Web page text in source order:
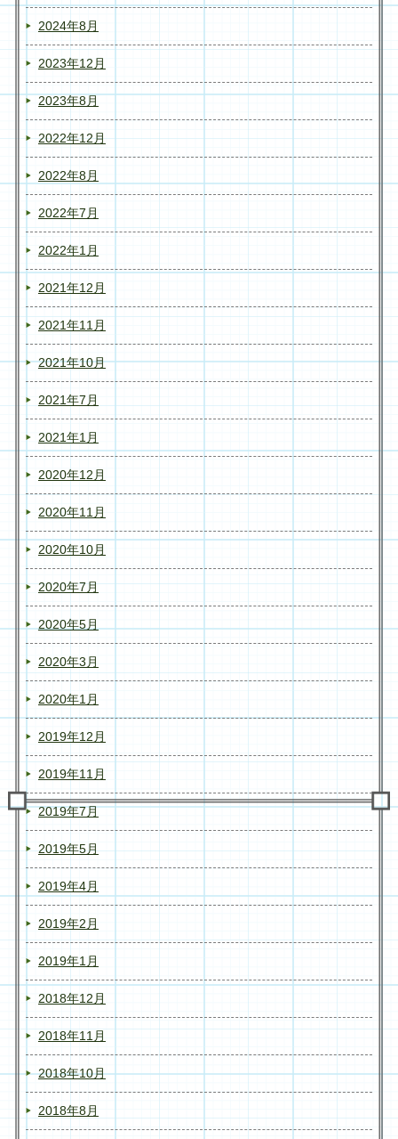
2024年8月
2023年12月
2023年8月
2022年12月
2022年8月
2022年7月
2022年1月
2021年12月
2021年11月
2021年10月
2021年7月
2021年1月
2020年12月
2020年11月
2020年10月
2020年7月
2020年5月
2020年3月
2020年1月
2019年12月
2019年11月
2019年7月
2019年5月
2019年4月
2019年2月
2019年1月
2018年12月
2018年11月
2018年10月
2018年8月